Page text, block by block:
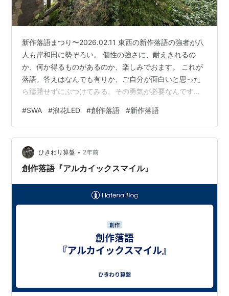
新作落語まつり〜2026.02.11 東西の新作落語の強者が八
人も岸和田に勢ぞろい。 個性の強さに、耐えきれるの
か、何か得るものがあるのか、楽しみでおます。 これが
落語。答えはなんでも有りか、ご自分が面白いと思った
ら躊躇せずにぶつけてみる。その勇気が必要なんです
のマグロの一本釣り」ですな。力の入った噺もおもしろ
いですが、そこはやはり新作と云えどもこなれた「ウル
トラのつる」ですか。パロディの「スーパー寿限無」。
飲むしぐさだけで感心させられた「ごくごく」。得意の
人情噺の色付けをされた「人生が二度あれば」。サラリ
#SWA #浪花LED #創作落語 #新作落語
ひきわり算盤 • 2年前
創作落語『アルカイックスマイル』